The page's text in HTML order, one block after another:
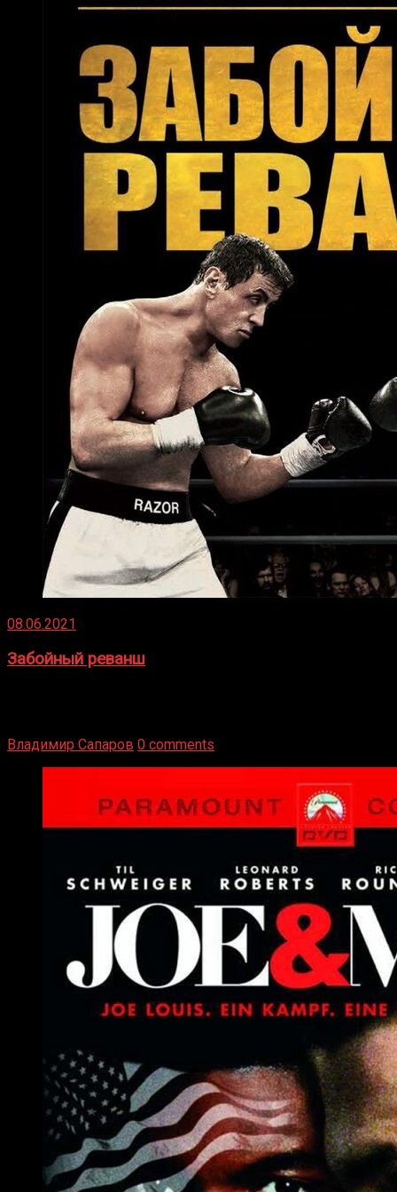
08.06.2021
Забойный реванш
Владимир Сапаров 0 comments